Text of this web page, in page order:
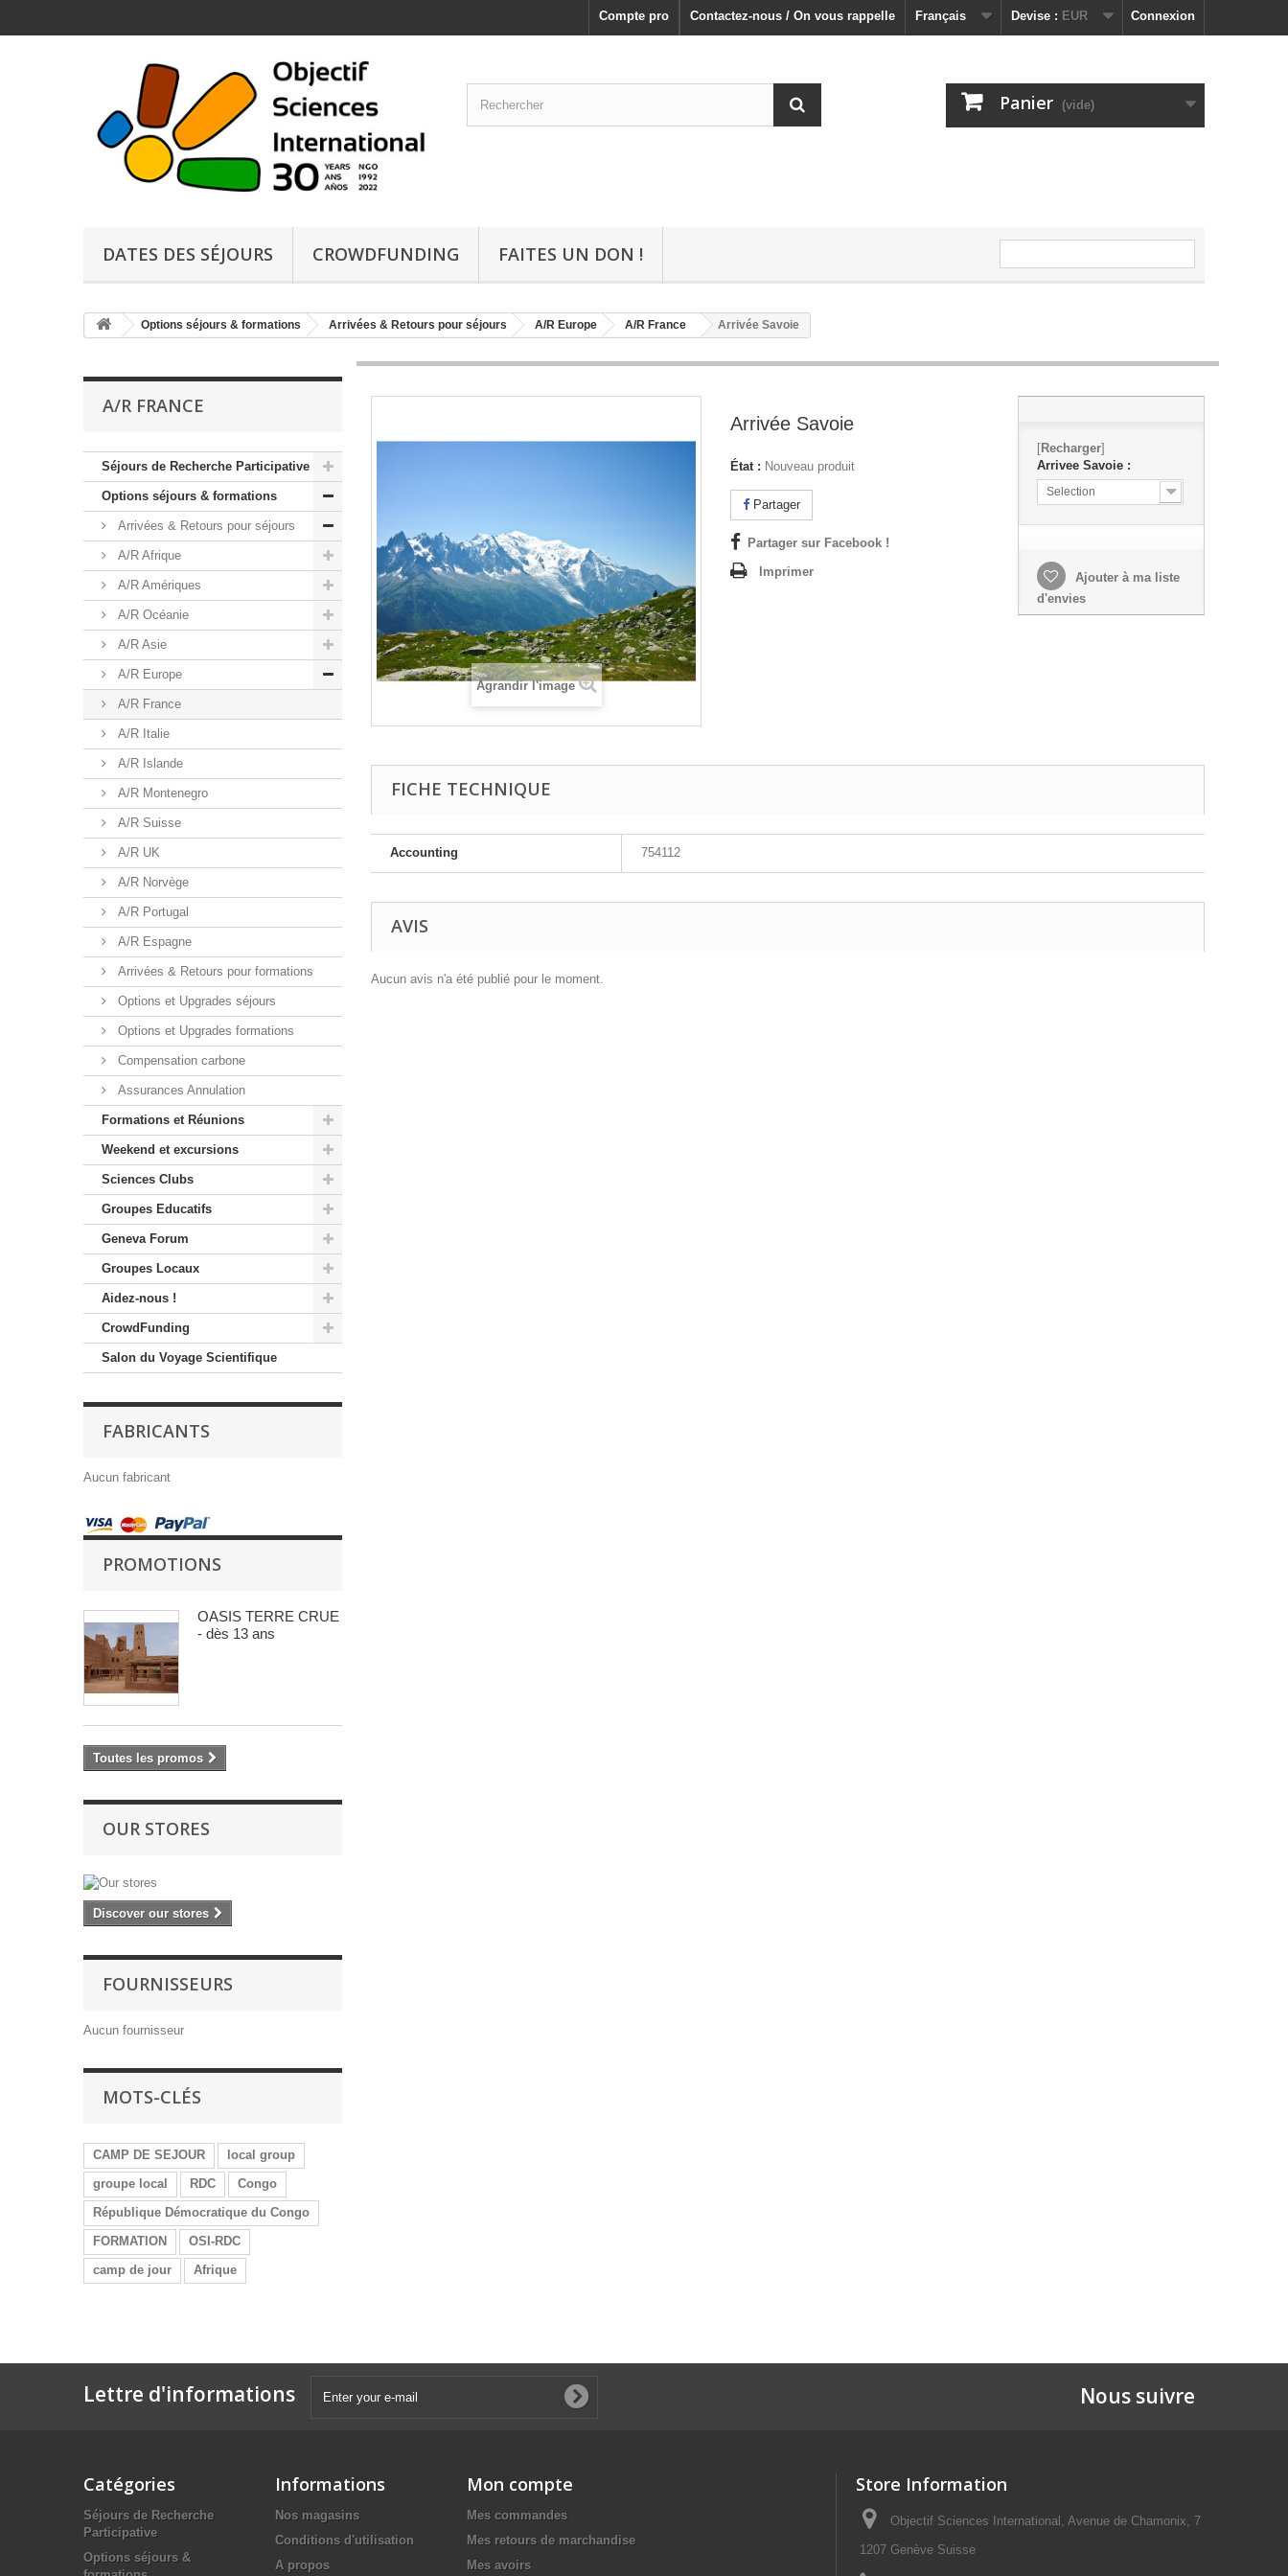
Connexion
Devise : EUR
Français
Contactez-nous / On vous rappelle
Compte pro
Panier (vide)
DATES DES SÉJOURS CROWDFUNDING FAITES UN DON !
Options séjours & formations Arrivées & Retours pour séjours A/R Europe A/R France Arrivée Savoie
A/R FRANCE
Séjours de Recherche Participative
Options séjours & formations
Arrivées & Retours pour séjours
A/R Afrique
A/R Amériques
A/R Océanie
A/R Asie
A/R Europe
A/R France
A/R Italie
A/R Islande
A/R Montenegro
A/R Suisse
A/R UK
A/R Norvège
A/R Portugal
A/R Espagne
Arrivées & Retours pour formations
Options et Upgrades séjours
Options et Upgrades formations
Compensation carbone
Assurances Annulation
Formations et Réunions
Weekend et excursions
Sciences Clubs
Groupes Educatifs
Geneva Forum
Groupes Locaux
Aidez-nous !
CrowdFunding
Salon du Voyage Scientifique
FABRICANTS
Aucun fabricant
PROMOTIONS
OASIS TERRE CRUE
- dès 13 ans
Toutes les promos
OUR STORES
Discover our stores
FOURNISSEURS
Aucun fournisseur
MOTS-CLÉS
CAMP DE SEJOUR
local group
groupe local
RDC
Congo
République Démocratique du Congo
FORMATION
OSI-RDC
camp de jour
Afrique
Agrandir l'image
Arrivée Savoie
État : Nouveau produit
Partager
Partager sur Facebook !
Imprimer
[Recharger]
Arrivee Savoie :
Selection
Ajouter à ma liste
d'envies
FICHE TECHNIQUE
Accounting 754112
AVIS
Aucun avis n'a été publié pour le moment.
Lettre d'informations Nous suivre
Catégories
Séjours de Recherche
Participative
Options séjours &
Informations
Nos magasins
Conditions d'utilisation
A propos
Mon compte
Mes commandes
Mes retours de marchandise
Mes avoirs
Store Information
Objectif Sciences International, Avenue de Chamonix, 7
1207 Genève Suisse